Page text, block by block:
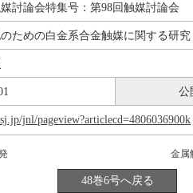
討論会特集号：第98回触媒討論会
ための白金系合金触媒に関する研究
公
jnl/pageview?articlecd=4806036900k
48巻6号へ戻る